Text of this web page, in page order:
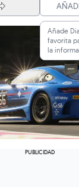
Añade
favorita
la